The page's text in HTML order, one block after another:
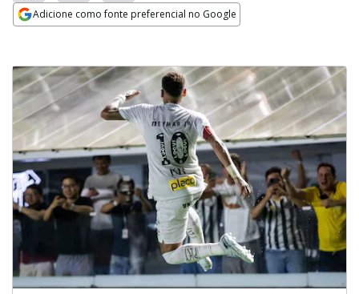
Adicione como fonte preferencial no Google